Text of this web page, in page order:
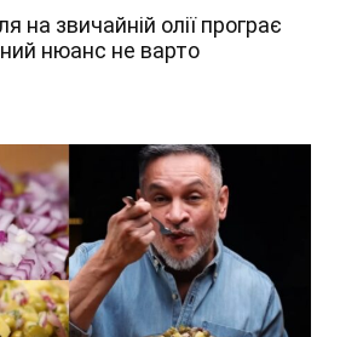
на звичайній олії програє
нюанс не варто